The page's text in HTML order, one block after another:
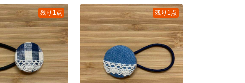
残り1点 残り1点